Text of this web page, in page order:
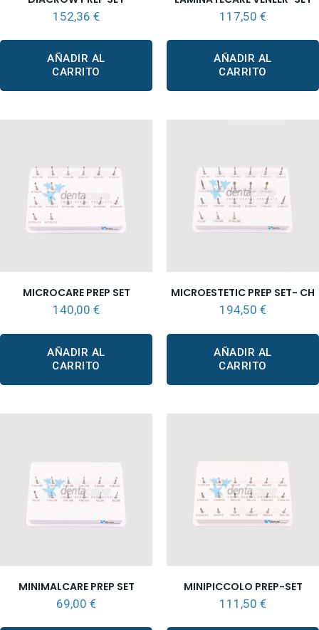
152,36 €
AÑADIR AL
CARRITO
117,50 €
AÑADIR AL
CARRITO
MICROCARE PREP SET
140,00 €
AÑADIR AL
CARRITO
MICROESTETIC PREP SET- CH
194,50 €
AÑADIR AL
CARRITO
MINIMALCARE PREP SET
69,00 €
MINIPICCOLO PREP-SET
111,50 €